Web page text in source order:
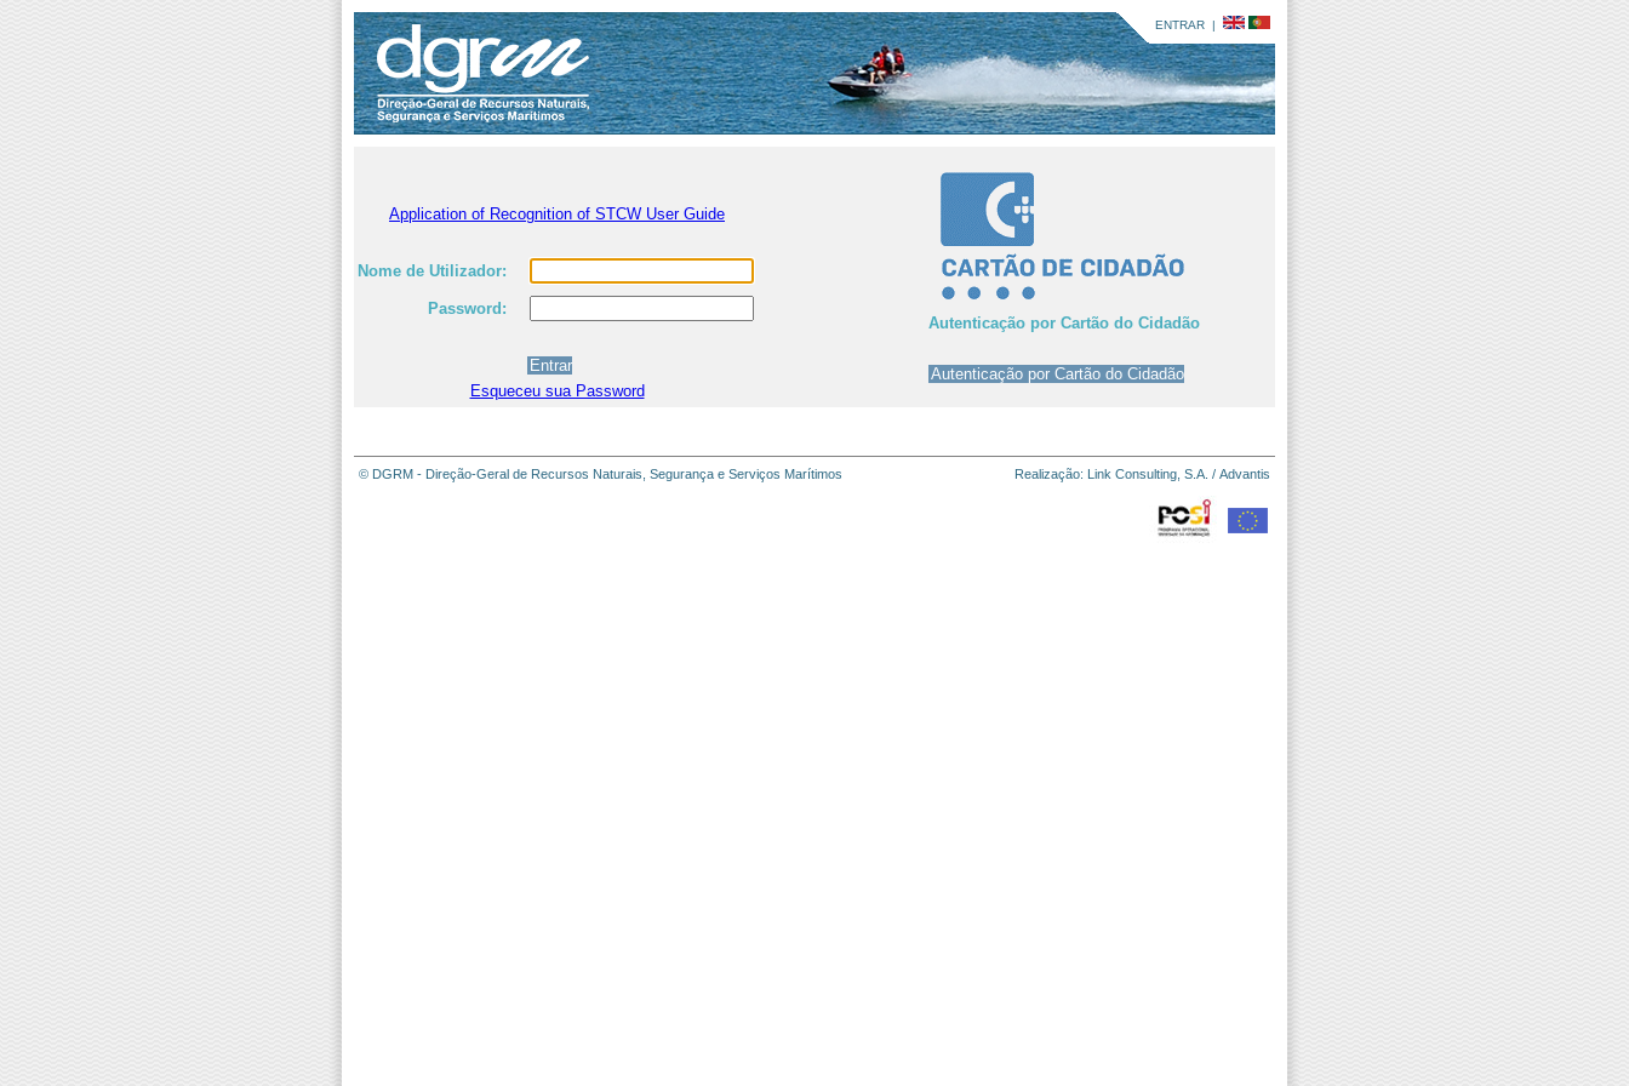
ENTRAR |
Application of Recognition of STCW User Guide
Nome de Utilizador:
Password:
Esqueceu sua Password
Autenticação por Cartão do Cidadão
© DGRM - Direção-Geral de Recursos Naturais, Segurança e Serviços Marítimos Realização: Link Consulting, S.A. / Advantis